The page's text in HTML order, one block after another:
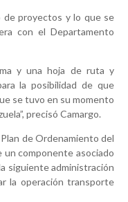
de proyectos y lo que se
con el Departamento
y una hoja de ruta y
la posibilidad de que
se tuvo en su momento
precisó Camargo.
de Ordenamiento del
un componente asociado
siguiente administración
la operación transporte